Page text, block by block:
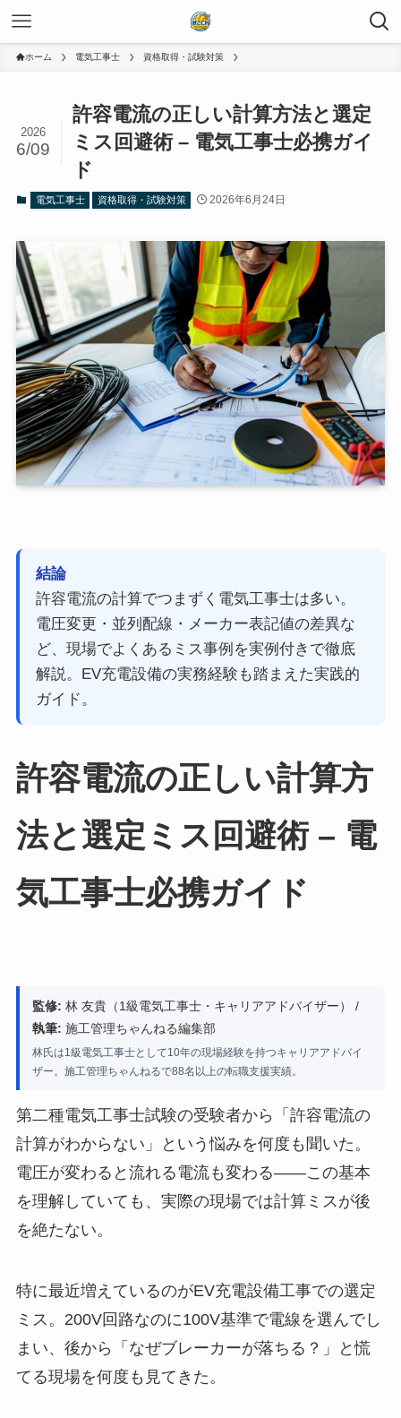
ホーム 電気工事士 資格取得・試験対策
許容電流の正しい計算方法と選定
ミス回避術 – 電気工事士必携ガイ
ド
2026
6/09
電気工事士 資格取得・試験対策 2026年6月24日
結論
許容電流の計算でつまずく電気工事士は多い。
電圧変更・並列配線・メーカー表記値の差異な
ど、現場でよくあるミス事例を実例付きで徹底
解説。EV充電設備の実務経験も踏まえた実践的
ガイド。
許容電流の正しい計算方
法と選定ミス回避術 – 電
気工事士必携ガイド
監修: 林 友貴（1級電気工事士・キャリアアドバイザー） /
執筆: 施工管理ちゃんねる編集部
林氏は1級電気工事士として10年の現場経験を持つキャリアアドバイ
ザー。施工管理ちゃんねるで88名以上の転職支援実績。
第二種電気工事士試験の受験者から「許容電流の
計算がわからない」という悩みを何度も聞いた。
電圧が変わると流れる電流も変わる——この基本
を理解していても、実際の現場では計算ミスが後
を絶たない。
特に最近増えているのがEV充電設備工事での選定
ミス。200V回路なのに100V基準で電線を選んでし
まい、後から「なぜブレーカーが落ちる？」と慌
てる現場を何度も見てきた。